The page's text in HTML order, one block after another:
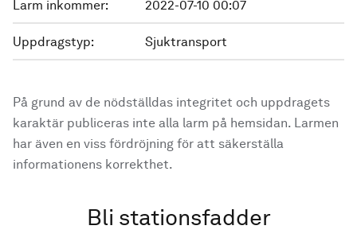
Larm inkommer: 2022-07-10 00:07
Uppdragstyp: Sjuktransport
På grund av de nödställdas integritet och uppdragets
karaktär publiceras inte alla larm på hemsidan. Larmen
har även en viss fördröjning för att säkerställa
informationens korrekthet.
Bli stationsfadder